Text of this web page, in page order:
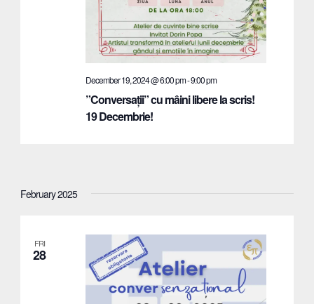
December 19, 2024 @ 6:00 pm-9:00 pm
”Conversații” cu mâini libere la scris!
19 Decembrie!
February 2025
FRI
28